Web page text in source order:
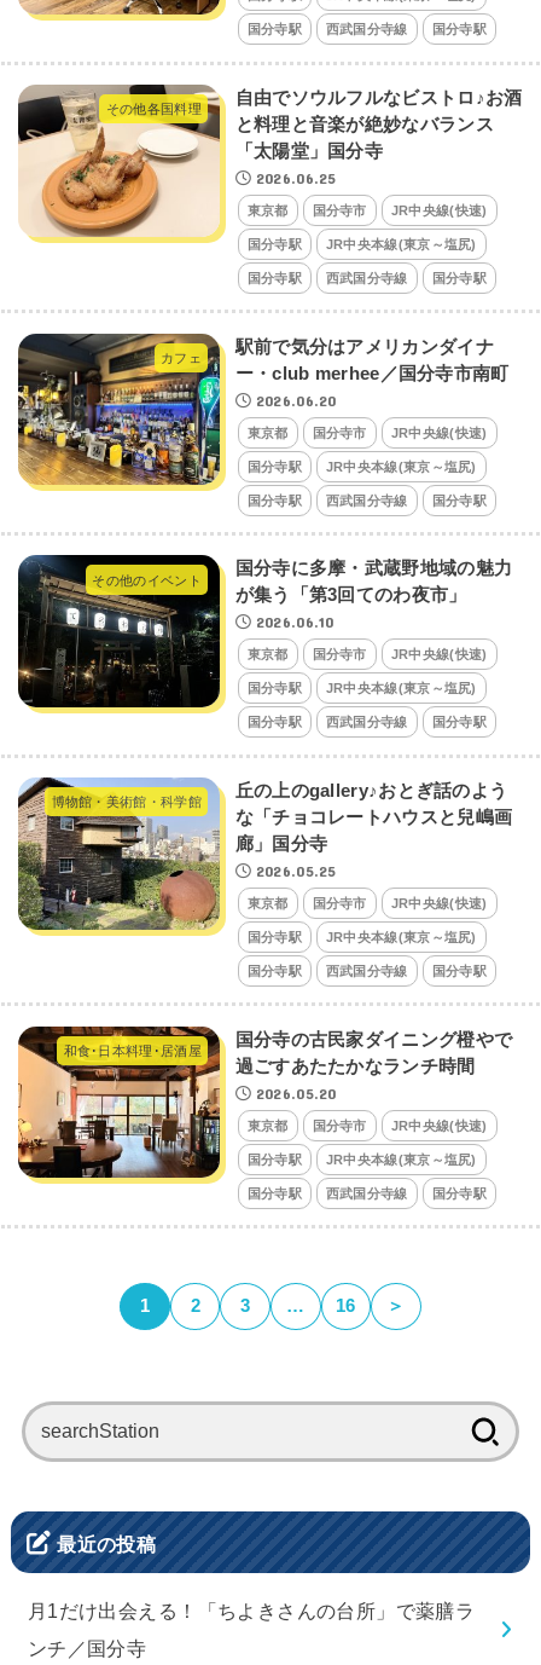
国分寺駅 西武国分寺線 国分寺駅
その他各国料理
自由でソウルフルなビストロ♪お酒
と料理と音楽が絶妙なバランス
「太陽堂」国分寺
2026.06.25
東京都 国分寺市 JR中央線(快速)
国分寺駅 JR中央本線(東京～塩尻)
国分寺駅 西武国分寺線 国分寺駅
カフェ
駅前で気分はアメリカンダイナ
ー・club merhee／国分寺市南町
2026.06.20
東京都 国分寺市 JR中央線(快速)
国分寺駅 JR中央本線(東京～塩尻)
国分寺駅 西武国分寺線 国分寺駅
その他のイベント
国分寺に多摩・武蔵野地域の魅力
が集う「第3回てのわ夜市」
2026.06.10
東京都 国分寺市 JR中央線(快速)
国分寺駅 JR中央本線(東京～塩尻)
国分寺駅 西武国分寺線 国分寺駅
博物館・美術館・科学館
丘の上のgallery♪おとぎ話のよう
な「チョコレートハウスと兒嶋画
廊」国分寺
2026.05.25
東京都 国分寺市 JR中央線(快速)
国分寺駅 JR中央本線(東京～塩尻)
国分寺駅 西武国分寺線 国分寺駅
和食･日本料理･居酒屋
国分寺の古民家ダイニング橙やで
過ごすあたたかなランチ時間
2026.05.20
東京都 国分寺市 JR中央線(快速)
国分寺駅 JR中央本線(東京～塩尻)
国分寺駅 西武国分寺線 国分寺駅
1 2 3 … 16 ＞
索:
最近の投稿
月1だけ出会える！「ちよきさんの台所」で薬膳ラ
ンチ／国分寺